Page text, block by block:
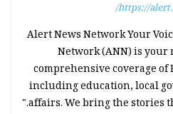
https://
Alert News Network Your
Network (ANN) is
comprehensive coverage of
including education, local
affairs. We bring the stories